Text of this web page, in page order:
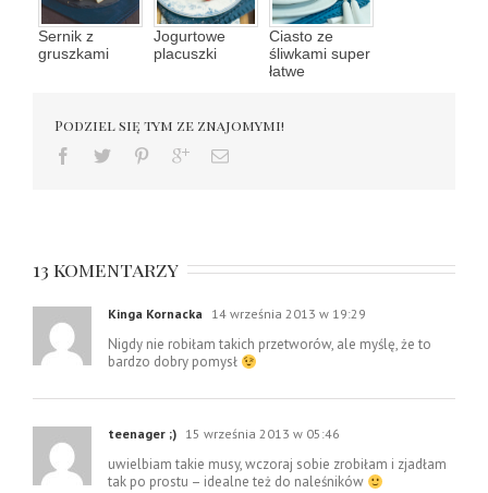
Sernik z
gruszkami
Jogurtowe
placuszki
Ciasto ze
śliwkami super
łatwe
Podziel się tym ze znajomymi!
13 komentarzy
Kinga Kornacka 14 września 2013 w 19:29
Nigdy nie robiłam takich przetworów, ale myślę, że to
bardzo dobry pomysł
teenager ;) 15 września 2013 w 05:46
uwielbiam takie musy, wczoraj sobie zrobiłam i zjadłam
tak po prostu – idealne też do naleśników